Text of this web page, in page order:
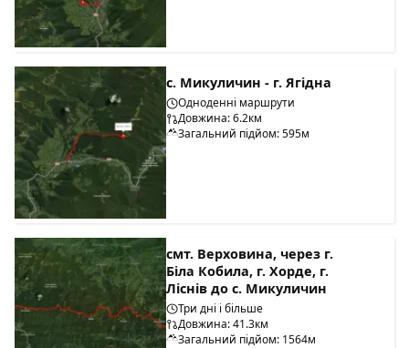
с. Микуличин - г. Ягідна
Одноденні маршрути
Довжина: 6.2км
Загальний підйом: 595м
смт. Верховина, через г.
Біла Кобила, г. Хорде, г.
Ліснів до с. Микуличин
Три дні і більше
Довжина: 41.3км
Загальний підйом: 1564м